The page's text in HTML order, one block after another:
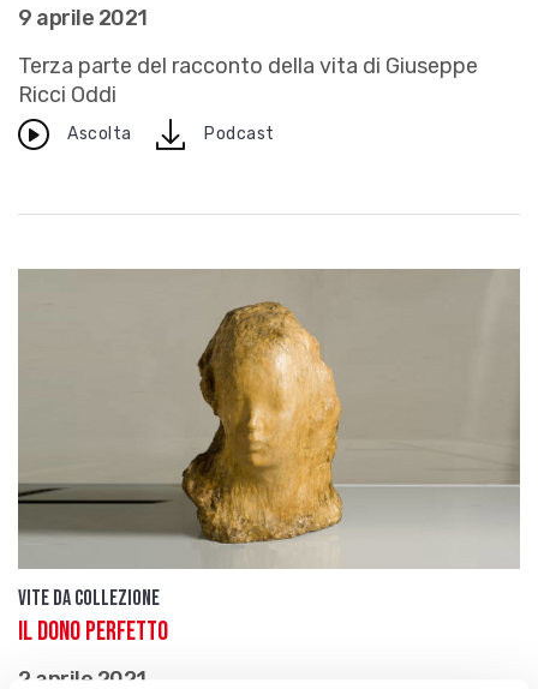
9 aprile 2021
Terza parte del racconto della vita di Giuseppe
Ricci Oddi
Ascolta downloadPodcast
Vite da Collezione
Il dono perfetto
2 aprile 2021